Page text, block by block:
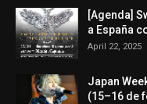
[Agenda]
a España
April 22, 2025
Japan
(15–16 de